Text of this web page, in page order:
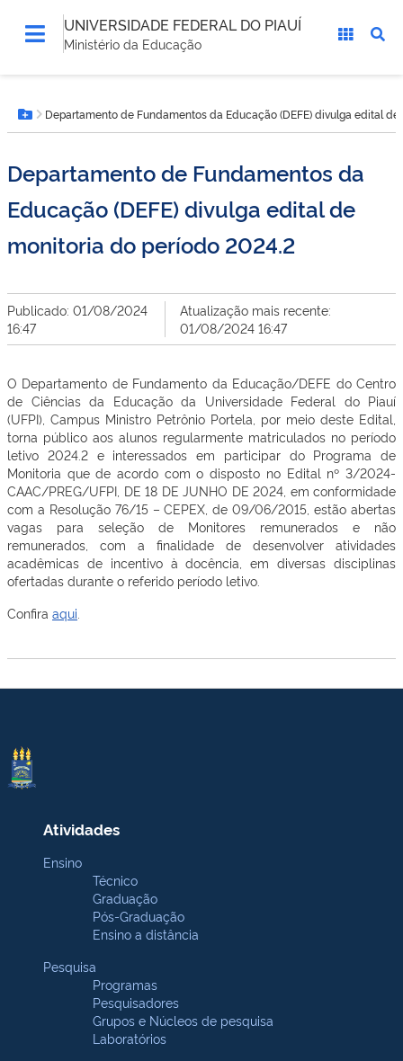
UNIVERSIDADE FEDERAL DO PIAUÍ
Ministério da Educação
está
aqui:Botão Menu
Departamento de Fundamentos da Educação (DEFE) divulga edital
Departamento de Fundamentos da
Educação (DEFE) divulga edital de
monitoria do período 2024.2
Publicado: 01/08/2024
16:47
Atualização mais recente:
01/08/2024 16:47
O Departamento de Fundamento da Educação/DEFE do Centro
de Ciências da Educação da Universidade Federal do Piauí
(UFPI), Campus Ministro Petrônio Portela, por meio deste Edital,
torna público aos alunos regularmente matriculados no período
letivo 2024.2 e interessados em participar do Programa de
Monitoria que de acordo com o disposto no Edital nº 3/2024-
CAAC/PREG/UFPI, DE 18 DE JUNHO DE 2024, em conformidade
com a Resolução 76/15 – CEPEX, de 09/06/2015, estão abertas
vagas para seleção de Monitores remunerados e não
remunerados, com a finalidade de desenvolver atividades
acadêmicas de incentivo à docência, em diversas disciplinas
ofertadas durante o referido período letivo.
Confira aqui
Atividades
Ensino
Técnico
Graduação
Pós-Graduação
Ensino a distância
Pesquisa
Programas
Pesquisadores
Grupos e Núcleos de pesquisa
Laboratórios